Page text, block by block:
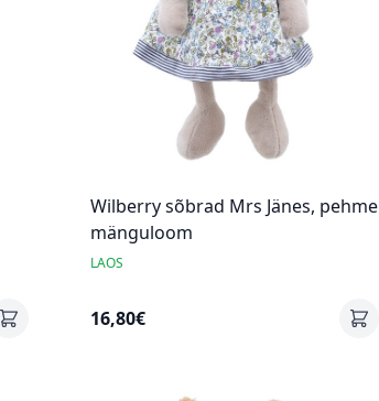
Wilberry sõbrad Mrs Jänes, pehme
mänguloom
LAOS
16,80€